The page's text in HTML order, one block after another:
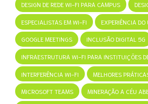
DESIGN DE REDE WI-FI PARA CAMPUS
ESPECIALISTAS EM WI-FI EXPERIÊNCIA DO
GOOGLE MEETINGS INCLUSÃO DIGITAL 5G
INFRAESTRUTURA WI-FI PARA INSTITUIÇÕES
INTERFERÊNCIA WI-FI MELHORES
MICROSOFT TEAMS MINERAÇÃO A CÉU